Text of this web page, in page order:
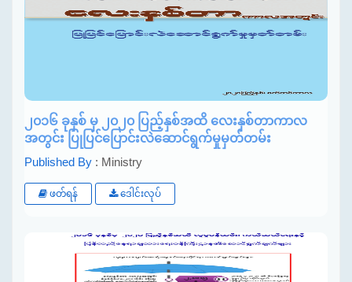
၂၀၁၆ ခုနှစ် မှ ၂၀၂၀ ပြည့်နှစ်အထိ လေးနှစ်တာကာလ
အတွင်း ပြုပြင်ပြောင်းလဲဆောင်ရွက်မှုမှတ်တမ်း
Published By : Ministry
ဖတ်ရန် ဒေါင်းလုပ်